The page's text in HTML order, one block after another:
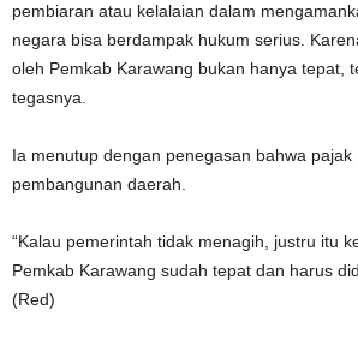
pembiaran atau kelalaian dalam
negara bisa berdampak hukum serius.
oleh Pemkab Karawang bukan hanya tepat,
tegasnya.
Ia menutup dengan penegasan bahwa
pembangunan daerah.
“Kalau pemerintah tidak menagih, justru itu
Pemkab Karawang sudah tepat dan harus
(Red)